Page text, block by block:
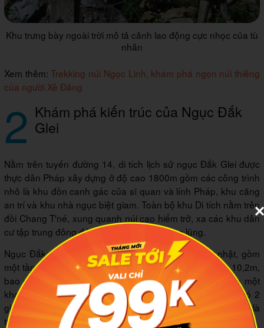
Khu trưng bày ngoài trời mô tả cảnh lao động cực nhọc của tù
nhân
Xem thêm:Trekking núi Ngọc Linh, khám phá ngọn núi thiêng
của người Xê Đăng
2 Khám phá kiến trúc của Ngục Đắk
Glei
Nằm trên tuyến đường 14, di tích lịch sử ngục Đắk Glei được
thực dân Pháp xây dựng ở độ cao 1800m gồm các công trình
nhỏ là khu đồn canh gác của sĩ quan và lính Pháp, khu căng
an trí và khu nhà ngục biệt giam. Toàn bộ khu Di tích nằm trên
đồi Chang T'né, xung quanh núi cao hiểm trở, xa các khu dân
cư tập trung đông đúc và bao bọc bởi thung lũng.
Ngục Đắk Glei là công trình kiến trúc có hình chữ nhật, gồm
một tầng, diện tích khoảng 200m2, rộng 19,85m, sâu 10,2m,
bao gồm 4 phòng. Nằm đối diện với ngục Đắk Glei qua một
khoảng sân rộng chừng 20m là một ngôi nhà một tầng có 2
gian nhỏ, cũng được xây dựng bằng đá, gian bên ngoài là
trạm gác, gian còn lại là nhà bếp.